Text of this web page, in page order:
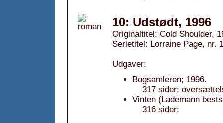
10: Udstødt, 1996
Originaltitel: Cold Shoulder,
Serietitel: Lorraine Page, nr. 1
Udgaver:
Bogsamleren; 1996.
317 sider;
Vinten (Lademann
316 sider;